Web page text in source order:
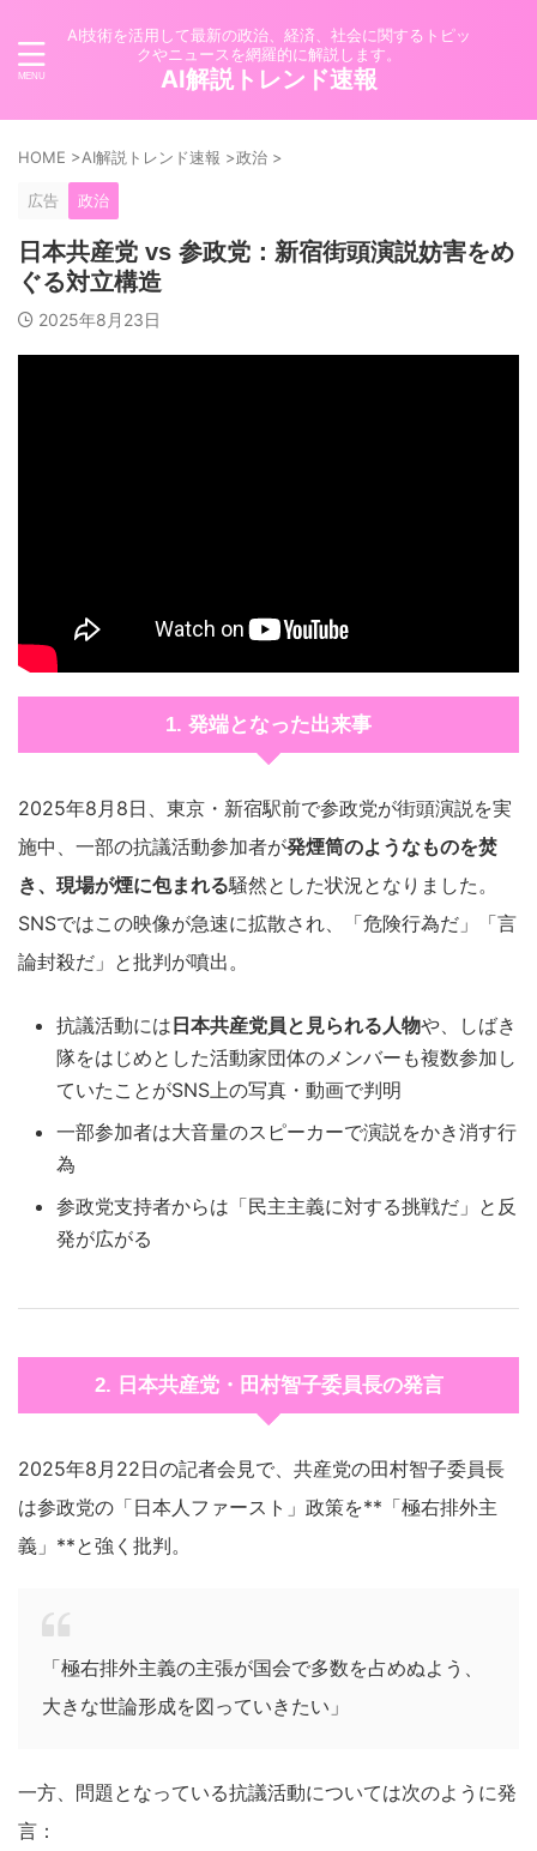
AI技術を活用して最新の政治、経済、社会に関するトピッ
クやニュースを網羅的に解説します。
AI解説トレンド速報
HOME >AI解説トレンド速報 >政治 >
広告 政治
日本共産党 vs 参政党：新宿街頭演説妨害をめ
ぐる対立構造
2025年8月23日
1. 発端となった出来事
2025年8月8日、東京・新宿駅前で参政党が街頭演説を実
施中、一部の抗議活動参加者が発煙筒のようなものを焚
き、現場が煙に包まれる騒然とした状況となりました。
SNSではこの映像が急速に拡散され、「危険行為だ」「言
論封殺だ」と批判が噴出。
抗議活動には 日本共産党員と見られる人物や、しばき
隊をはじめとした活動家団体のメンバーも複数参加し
ていたことがSNS上の写真・動画で判明
一部参加者は大音量のスピーカーで演説をかき消す行
為
参政党支持者からは「民主主義に対する挑戦だ」と反
発が広がる
2. 日本共産党・田村智子委員長の発言
2025年8月22日の記者会見で、共産党の田村智子委員長
は参政党の「日本人ファースト」政策を**「極右排外主
義」**と強く批判。
「極右排外主義の主張が国会で多数を占めぬよう、
大きな世論形成を図っていきたい」
一方、問題となっている抗議活動については次のように発
言：